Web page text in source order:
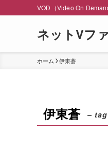
VOD（Video On
ネットVフ
ホーム 伊東蒼
伊東蒼 –